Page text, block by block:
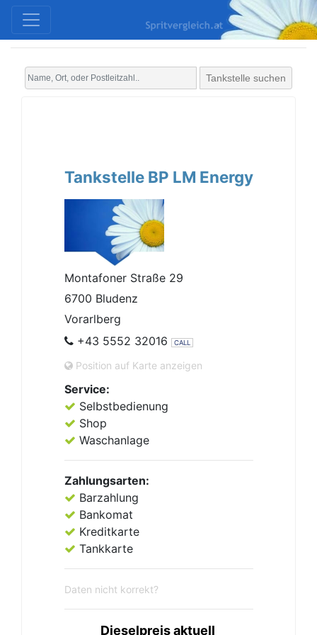
Tankstelle suchen
Tankstelle BP LM Energy
Montafoner Straße 29
6700 Bludenz
Vorarlberg
+43 5552 32016
CALL
Position auf Karte anzeigen
Service:
Selbstbedienung
Shop
Waschanlage
Zahlungsarten:
Barzahlung
Bankomat
Kreditkarte
Tankkarte
Daten nicht korrekt?
Dieselpreis aktuell